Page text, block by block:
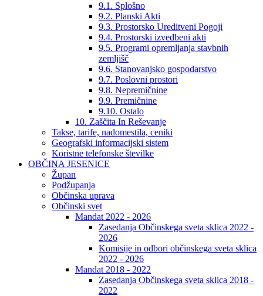
9.1. Splošno
9.2. Planski Akti
9.3. Prostorsko Ureditveni Pogoji
9.4. Prostorski izvedbeni akti
9.5. Programi opremljanja stavbnih
zemljišč
9.6. Stanovanjsko gospodarstvo
9.7. Poslovni prostori
9.8. Nepremičnine
9.9. Premičnine
9.10. Ostalo
10. Zaščita In Reševanje
Takse, tarife, nadomestila, ceniki
Geografski informacijski sistem
Koristne telefonske številke
OBČINA JESENICE
Župan
Podžupanja
Občinska uprava
Občinski svet
Mandat 2022 - 2026
Zasedanja Občinskega sveta sklica 2022 -
2026
Komisije in odbori občinskega sveta sklica
2022 - 2026
Mandat 2018 - 2022
Zasedanja Občinskega sveta sklica 2018 -
2022